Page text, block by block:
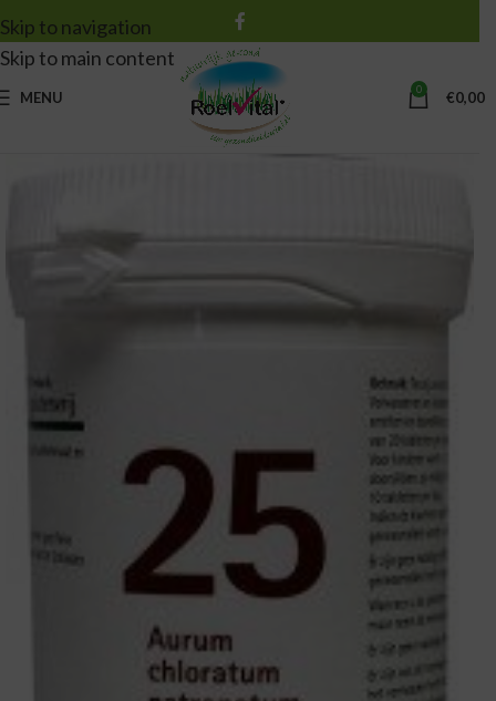
Skip to navigation
Skip to main content
MENU 0 €0,00